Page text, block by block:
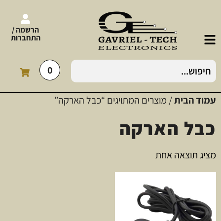
הרשמה /
התחברות
0
עמוד הבית/ מוצרים המתויגים “כבל הארקה”
כבל הארקה
מציג תוצאה אחת